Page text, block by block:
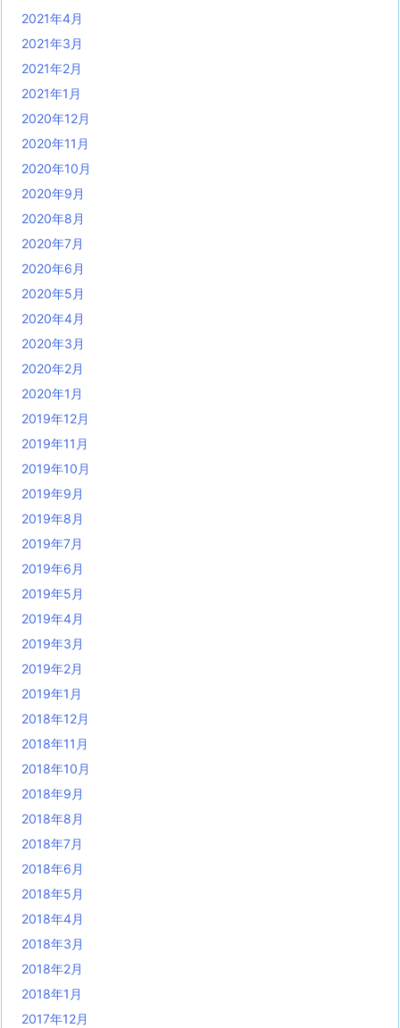
2021年4月
2021年3月
2021年2月
2021年1月
2020年12月
2020年11月
2020年10月
2020年9月
2020年8月
2020年7月
2020年6月
2020年5月
2020年4月
2020年3月
2020年2月
2020年1月
2019年12月
2019年11月
2019年10月
2019年9月
2019年8月
2019年7月
2019年6月
2019年5月
2019年4月
2019年3月
2019年2月
2019年1月
2018年12月
2018年11月
2018年10月
2018年9月
2018年8月
2018年7月
2018年6月
2018年5月
2018年4月
2018年3月
2018年2月
2018年1月
2017年12月